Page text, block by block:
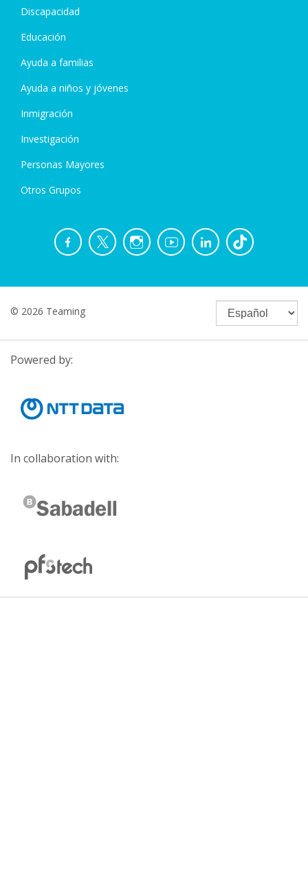
Discapacidad
Educación
Ayuda a familias
Ayuda a niños y jóvenes
Inmigración
Investigación
Personas Mayores
Otros Grupos
© 2026 Teaming
Powered by:
In collaboration with: